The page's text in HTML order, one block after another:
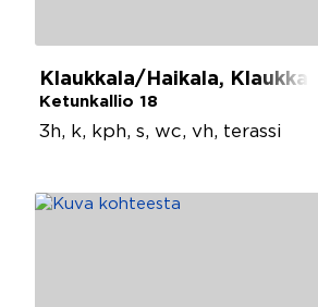
Klaukkala/Haikala, Klaukkala
Ketunkallio 18
3h, k, kph, s, wc, vh, terassi